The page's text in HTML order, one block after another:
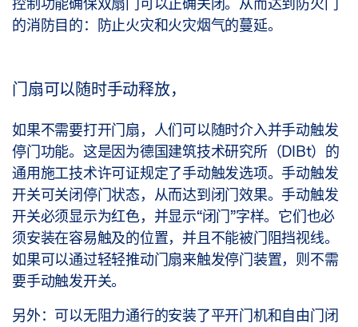
的消防目的：防止火灾和火灾烟气的蔓延。
门扇可以随时手动释放，
如果不需要打开门扇，人们可以随时介入并手动触发
停门功能。这是因为德国建筑技术研究所（DIBt）的
通用施工技术许可证规定了手动触发选项。手动触发
开关可关闭停门状态，从而达到闭门效果。手动触发
开关必须显示为红色，并显示“闭门”字样。它们也必
须安装在容易触及的位置，并且不能被门阻挡视线。
如果可以通过轻轻推动门扇来触发停门装置，则不需
要手动触发开关。
另外：可以无阻力通行的安装了平开门机和自由门闭